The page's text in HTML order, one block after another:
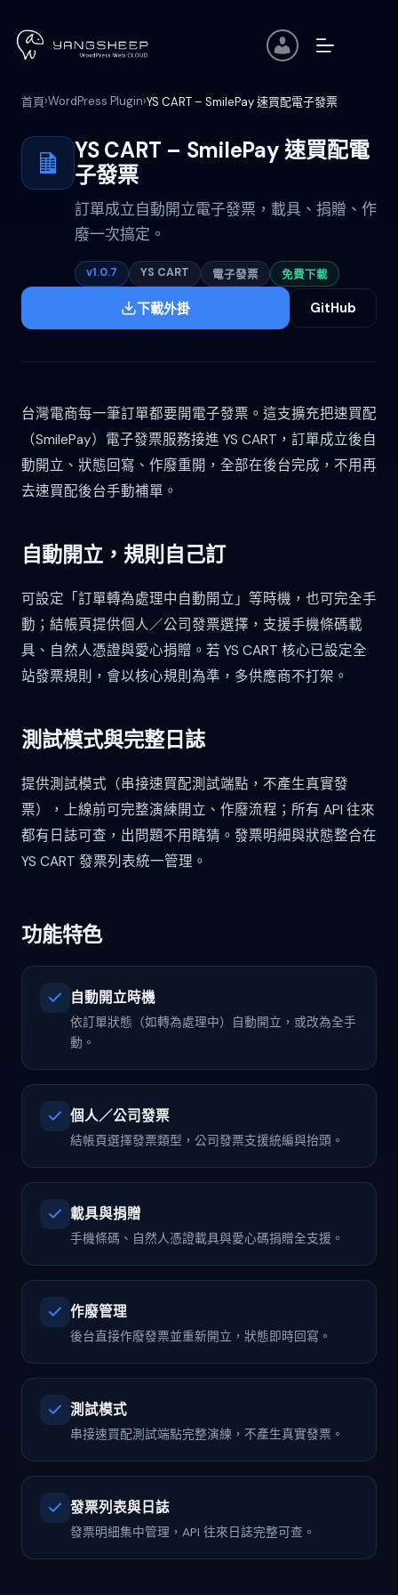
首頁›WordPress Plugin›YS CART – SmilePay 速買配電子發票
YS CART – SmilePay 速買配電
子發票
訂單成立自動開立電子發票，載具、捐贈、作
廢一次搞定。
v1.0.7 YS CART 電子發票 免費下載
下載外掛 GitHub
台灣電商每一筆訂單都要開電子發票。這支擴充把速買配
（SmilePay）電子發票服務接進 YS CART，訂單成立後自
動開立、狀態回寫、作廢重開，全部在後台完成，不用再
去速買配後台手動補單。
自動開立，規則自己訂
可設定「訂單轉為處理中自動開立」等時機，也可完全手
動；結帳頁提供個人／公司發票選擇，支援手機條碼載
具、自然人憑證與愛心捐贈。若 YS CART 核心已設定全
站發票規則，會以核心規則為準，多供應商不打架。
測試模式與完整日誌
提供測試模式（串接速買配測試端點，不產生真實發
票），上線前可完整演練開立、作廢流程；所有 API 往來
都有日誌可查，出問題不用瞎猜。發票明細與狀態整合在
YS CART 發票列表統一管理。
功能特色
自動開立時機
依訂單狀態（如轉為處理中）自動開立，或改為全手
動。
個人／公司發票
結帳頁選擇發票類型，公司發票支援統編與抬頭。
載具與捐贈
手機條碼、自然人憑證載具與愛心碼捐贈全支援。
作廢管理
後台直接作廢發票並重新開立，狀態即時回寫。
測試模式
串接速買配測試端點完整演練，不產生真實發票。
發票列表與日誌
發票明細集中管理，API 往來日誌完整可查。